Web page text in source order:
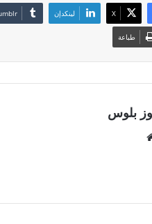
X لينكدإن
طباعة
بلوس